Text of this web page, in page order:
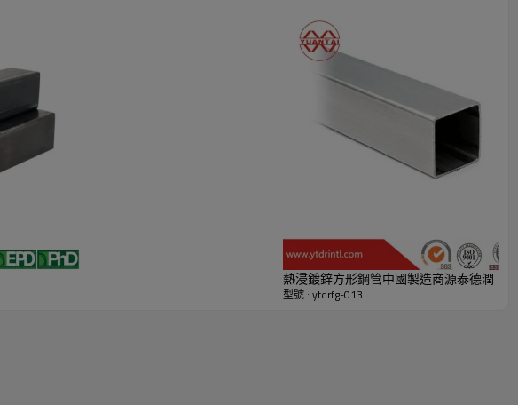
熱浸鍍鋅方形鋼管中國製造商源泰德潤
型號 : ytdrfg-013